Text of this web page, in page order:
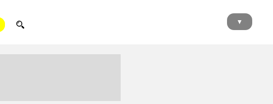
▼